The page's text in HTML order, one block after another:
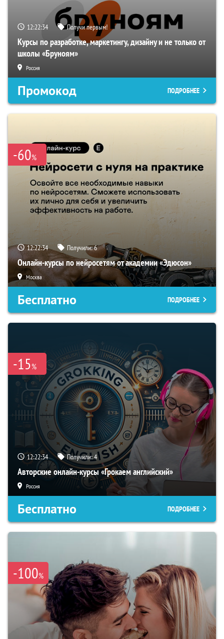
12:22:33 Получи первым!
Курсы по разработке, маркетингу, дизайну и не только от
школы «Бруноям»
Россия
Промокод ПОДРОБНЕЕ
-60%
12:22:33 Получили:6
Онлайн-курсы по нейросетям от академии «Эдюсон»
Москва
Бесплатно ПОДРОБНЕЕ
-15%
12:22:33 Получили:4
Авторские онлайн-курсы «Грокаем английский»
Россия
Бесплатно ПОДРОБНЕЕ
-100%